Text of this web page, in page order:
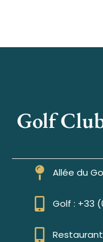
Golf
Allée du
Golf : +33